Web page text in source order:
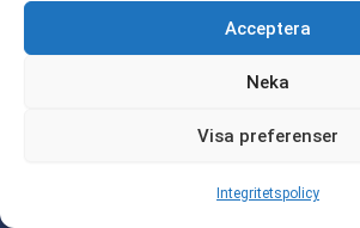
Acceptera
Neka
Visa preferenser
Integritetspolicy
Förbundet Aktiva Seniorer |
ordforande@aktivaseniorer.com
Copyright © 2026 Förbundet Aktiva
Copyright och upphovsrätt|